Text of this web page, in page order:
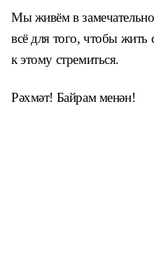
Мы живём в
всё для того, чтобы жить
к этому стремиться.
Рәхмәт! Байрам менән!